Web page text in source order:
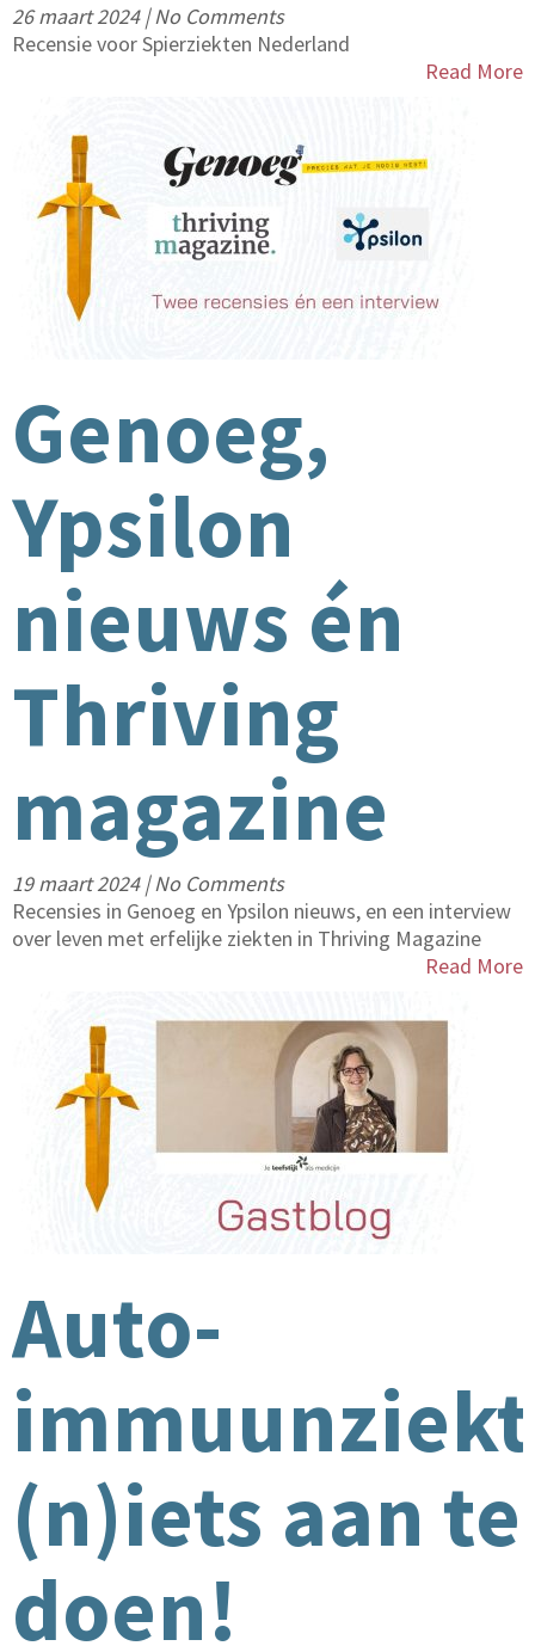
26 maart 2024 |No Comments
Recensie voor Spierziekten Nederland
Read More
Genoeg,
Ypsilon
nieuws én
Thriving
magazine
19 maart 2024 |No Comments
Recensies in Genoeg en Ypsilon nieuws, en een interview
over leven met erfelijke ziekten in Thriving Magazine
Read More
Auto-
(n)iets aan te
doen!